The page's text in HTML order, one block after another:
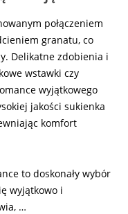
połączeniem
granatu, co
Delikatne zdobienia i
wstawki czy
wyjątkowego
jakości sukienka
komfort
to doskonały wybór
wyjątkowo i
…